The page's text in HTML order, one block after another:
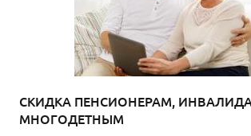
СКИДКА ПЕНСИОНЕРАМ,
МНОГОДЕТНЫМ